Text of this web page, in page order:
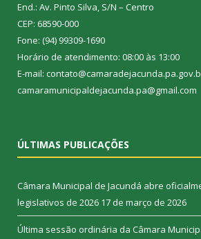
End.: Av. Pinto Silva, S/N – Centro
CEP: 68590-000
Fone: (94) 99309-1690
Horário de atendimento: 08:00 às 13:00
E-mail:
camaramunicipaldejacunda.pa@gmail.com
ÚLTIMAS PUBLICAÇÕES
Câmara Municipal de Jacundá abre
legislativos de 2026 17 de março de 2026
Última sessão ordinária da Câmara